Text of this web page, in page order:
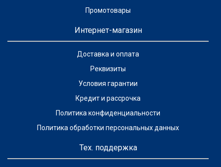
Промотовары
Интернет-магазин
Доставка и оплата
Реквизиты
Условия гарантии
Кредит и рассрочка
Политика конфиденциальности
Политика обработки персональных данных
Тех. поддержка